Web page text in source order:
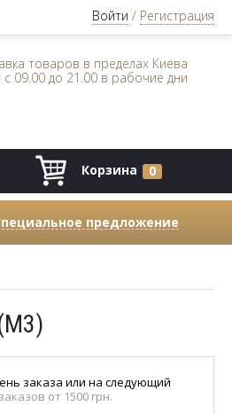
Войти / Регистрация
товаров в пределах Киева
с 09.00 до 21.00 в рабочие дни
Корзина 0
предложение
заказа или на следующий
от 1500 грн.